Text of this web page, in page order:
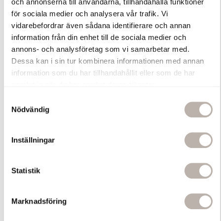
för sociala medier och analysera vår trafik. Vi
vidarebefordrar även sådana identifierare och annan
information från din enhet till de sociala medier och
annons- och analysföretag som vi samarbetar med.
Dessa kan i sin tur kombinera informationen med annan
information som du har tillhandahållit eller som de har
Nödvändig
Inställningar
Statistik
Marknadsföring
När kvalitet och design möts
Havtorn
KÖP NU